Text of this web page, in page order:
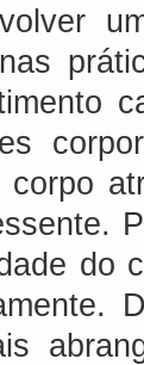
do